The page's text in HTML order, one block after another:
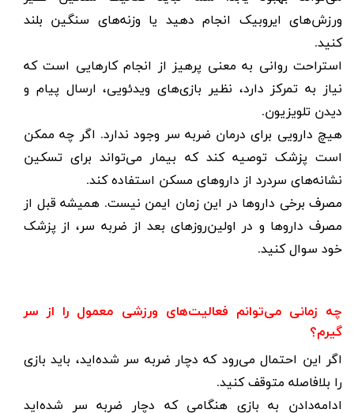
ورزش‌های ایروبیک انجام دهید یا وزنه‌های سنگین بلند
کنید.
استراحت روانی به معنی پرهیز از انجام کارهایی است که
نیاز به تمرکز دارد، نظیر بازی‌های ویدئویی، ارسال پیام و
دیدن تلویزیون.
هیچ دارویی برای درمان ضربه سر وجود ندارد. اگر چه ممکن
است پزشک توصیه کند که بیمار می‌تواند برای تسکین
نشانه‌های سردرد از داروهای مسکن استفاده کند.
مصرف برخی داروها در این زمان ایمن نیست. همیشه قبل از
مصرف داروها و در اولین‌روزهای بعد از ضربه سر، از پزشک
خود سوال کنید.
چه زمانی می‌توانم فعالیت‌های ورزشی معمول را از سر
گیرم؟
اگر این احتمال می‌رود که دچار ضربه سر شده‌اید، باید بازی
را بلافاصله متوقف کنید.
ادامه‌دادن به بازی هنگامی که دچار ضربه سر شده‌اید